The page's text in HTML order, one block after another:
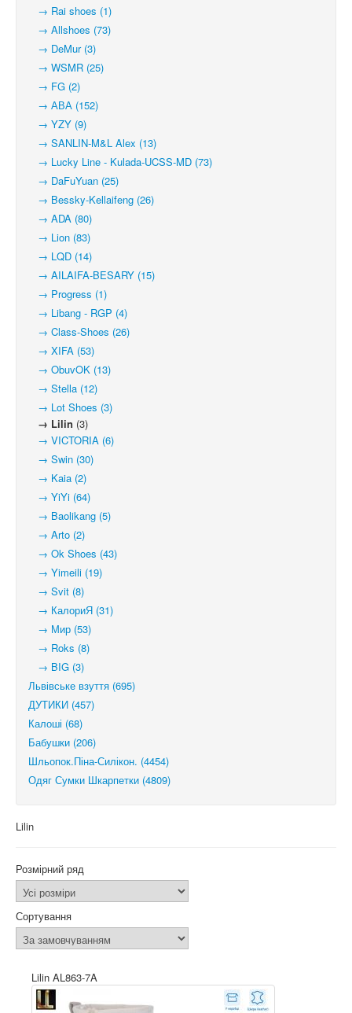
→ Rai shoes (1)
→ Allshoes (73)
→ DeMur (3)
→ WSMR (25)
→ FG (2)
→ АВА (152)
→ YZY (9)
→ SANLIN-M&L Alex (13)
→ Lucky Line - Kulada-UCSS-MD (73)
→ DaFuYuan (25)
→ Bessky-Kellaifeng (26)
→ ADA (80)
→ Lion (83)
→ LQD (14)
→ AILAIFA-BESARY (15)
→ Progress (1)
→ Libang - RGP (4)
→ Class-Shoes (26)
→ XIFA (53)
→ ObuvOK (13)
→ Stella (12)
→ Lot Shoes (3)
→ Lilin (3)
→ VICTORIA (6)
→ Swin (30)
→ Kaia (2)
→ YiYi (64)
→ Baolikang (5)
→ Arto (2)
→ Ok Shoes (43)
→ Yimeili (19)
→ Svit (8)
→ КалориЯ (31)
→ Мир (53)
→ Roks (8)
→ BIG (3)
Львівське взуття (695)
ДУТИКИ (457)
Калоші (68)
Бабушки (206)
Шльопок.Піна-Силікон. (4454)
Одяг Сумки Шкарпетки (4809)
Lilin
Розмірний ряд
Сортування
Lilin AL863-7A